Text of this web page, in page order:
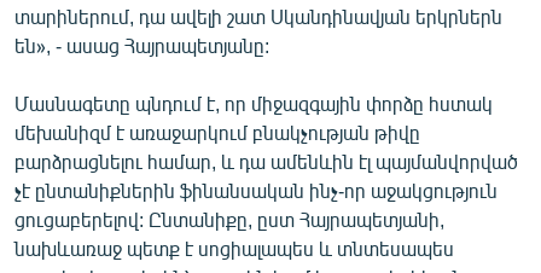
տարիներում, դա ավելի շատ Սկանդինավյան երկրներն
են», - ասաց Հայրապետյանը:
Մասնագետը պնդում է, որ միջազգային փորձը հստակ
մեխանիզմ է առաջարկում բնակչության թիվը
բարձրացնելու համար, և դա ամենևին էլ պայմանվորված
չէ ընտանիքներին ֆինանսական ինչ-որ աջակցություն
ցուցաբերելով: Ընտանիքը, ըստ Հայրապետյանի,
նախևառաջ պետք է սոցիալապես և տնտեսապես